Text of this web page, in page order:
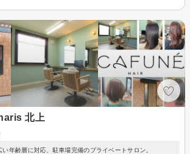
北上
年齢層に対応、駐車場完備のプライベートサロン。